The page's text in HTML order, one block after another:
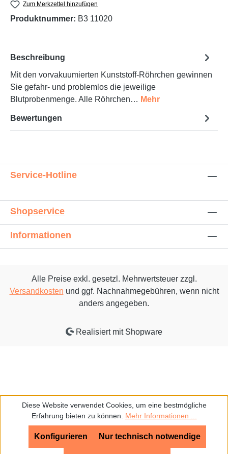
Zum Merkzettel hinzufügen
Produktnummer: B3 11020
Beschreibung
Mit den vorvakuumierten Kunststoff-Röhrchen gewinnen
Sie gefahr- und problemlos die jeweilige
Blutprobenmenge. Alle Röhrchen… Mehr
Bewertungen
Service-Hotline
Shopservice
Informationen
Alle Preise exkl. gesetzl. Mehrwertsteuer zzgl.
Versandkosten und ggf. Nachnahmegebühren, wenn nicht
anders angegeben.
Realisiert mit Shopware
Diese Website verwendet Cookies, um eine bestmögliche
Erfahrung bieten zu können. Mehr Informationen ...
Nur technisch notwendige
Konfigurieren